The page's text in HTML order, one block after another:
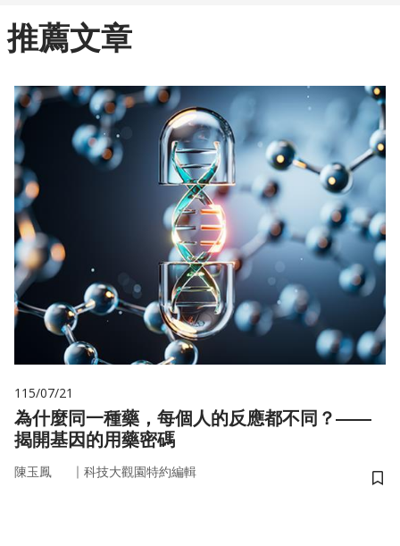
推薦文章
115/07/21
為什麼同一種藥，每個人的反應都不同？——
揭開基因的用藥密碼
陳玉鳳 ｜ 科技大觀園特約編輯
儲